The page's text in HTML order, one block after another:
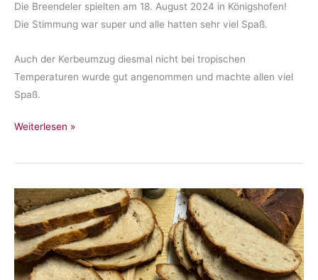
Die Breendeler spielten am 18. August 2024 in Königshofen!
Die Stimmung war super und alle hatten sehr viel Spaß.
Auch der Kerbeumzug diesmal nicht bei tropischen
Temperaturen wurde gut angenommen und machte allen viel
Spaß.
Kerb
Königshofen
Weiterlesen »